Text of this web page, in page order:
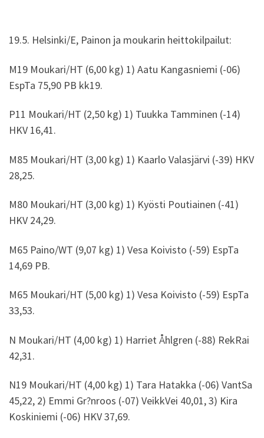
19.5. Helsinki/E, Painon ja moukarin heittokilpailut:
M19 Moukari/HT (6,00 kg) 1) Aatu Kangasniemi (-06)
EspTa 75,90 PB kk19.
P11 Moukari/HT (2,50 kg) 1) Tuukka Tamminen (-14)
HKV 16,41.
M85 Moukari/HT (3,00 kg) 1) Kaarlo Valasjärvi (-39) HKV
28,25.
M80 Moukari/HT (3,00 kg) 1) Kyösti Poutiainen (-41)
HKV 24,29.
M65 Paino/WT (9,07 kg) 1) Vesa Koivisto (-59) EspTa
14,69 PB.
M65 Moukari/HT (5,00 kg) 1) Vesa Koivisto (-59) EspTa
33,53.
N Moukari/HT (4,00 kg) 1) Harriet Åhlgren (-88) RekRai
42,31.
N19 Moukari/HT (4,00 kg) 1) Tara Hatakka (-06) VantSa
45,22, 2) Emmi Gr?nroos (-07) VeikkVei 40,01, 3) Kira
Koskiniemi (-06) HKV 37,69.